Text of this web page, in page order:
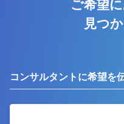
ご希望
見つ
コンサルタントに希望を